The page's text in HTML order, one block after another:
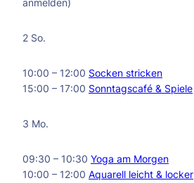
anmelden)
2 So.
10:00 – 12:00 Socken stricken
15:00 – 17:00 Sonntagscafé & Spiele
3 Mo.
09:30 – 10:30 Yoga am Morgen
10:00 – 12:00 Aquarell leicht & locker